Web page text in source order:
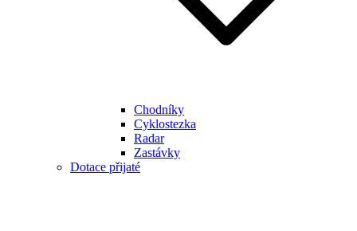
Chodníky
Cyklostezka
Radar
Zastávky
Dotace přijaté